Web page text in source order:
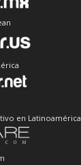
en Latinoamérica